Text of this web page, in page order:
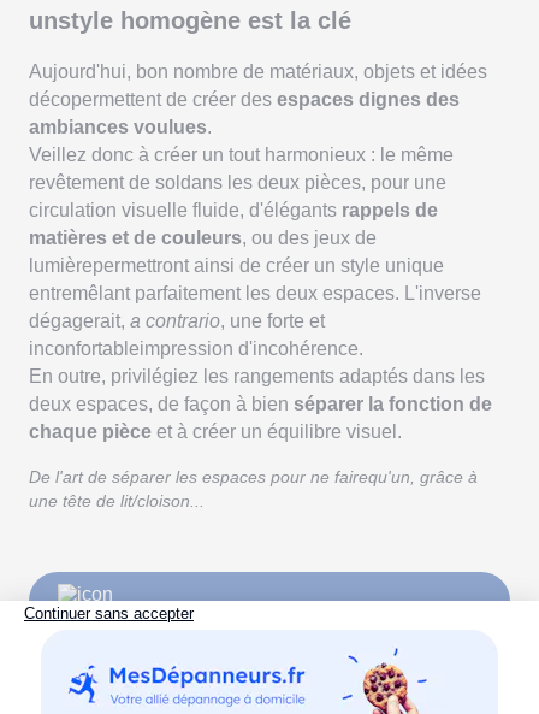
unstyle homogène est la clé
Aujourd'hui, bon nombre de matériaux, objets et idées
décopermettent de créer des espaces dignes des
ambiances voulues.
Veillez donc à créer un tout harmonieux : le même
revêtement de soldans les deux pièces, pour une
circulation visuelle fluide, d'élégants rappels de
matières et de couleurs, ou des jeux de
lumièrepermettront ainsi de créer un style unique
entremêlant parfaitement les deux espaces. L'inverse
dégagerait, a contrario, une forte et
inconfortableimpression d'incohérence.
En outre, privilégiez les rangements adaptés dans les
deux espaces, de façon à bien séparer la fonction de
chaque pièce et à créer un équilibre visuel.
De l'art de séparer les espaces pour ne fairequ'un, grâce à
une tête de lit/cloison...
Un projet travaux en vue ?
Rapprochez-vous de MesDépanneurs.fr pour le